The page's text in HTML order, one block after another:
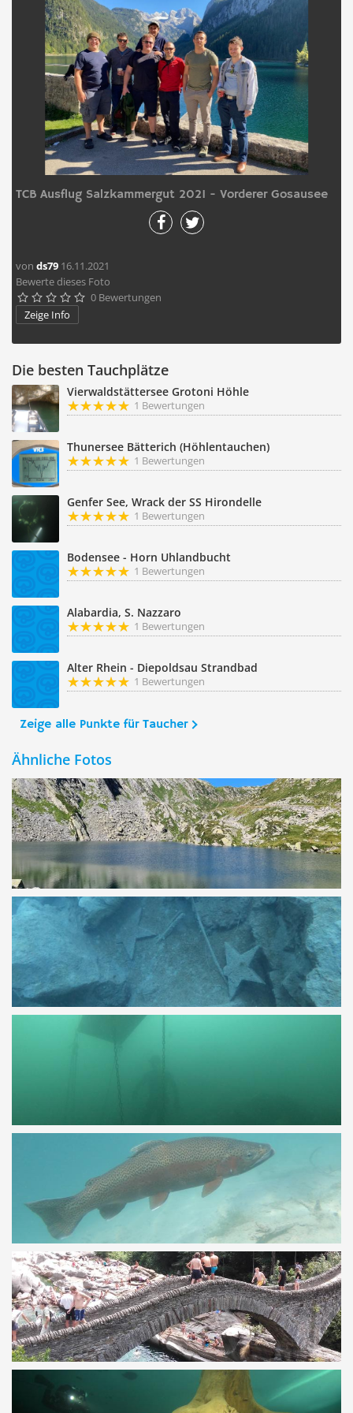
TCB Ausflug Salzkammergut 2021 - Vorderer Gosausee
von ds79 16.11.2021
Bewerte dieses Foto
     0 Bewertungen
Zeige Info
Die besten Tauchplätze
Vierwaldstättersee Grotoni Höhle
1 Bewertungen
Thunersee Bätterich (Höhlentauchen)
1 Bewertungen
Genfer See, Wrack der SS Hirondelle
1 Bewertungen
Bodensee - Horn Uhlandbucht
1 Bewertungen
Alabardia, S. Nazzaro
1 Bewertungen
Alter Rhein - Diepoldsau Strandbad
1 Bewertungen
Zeige alle Punkte für Taucher
Ähnliche Fotos